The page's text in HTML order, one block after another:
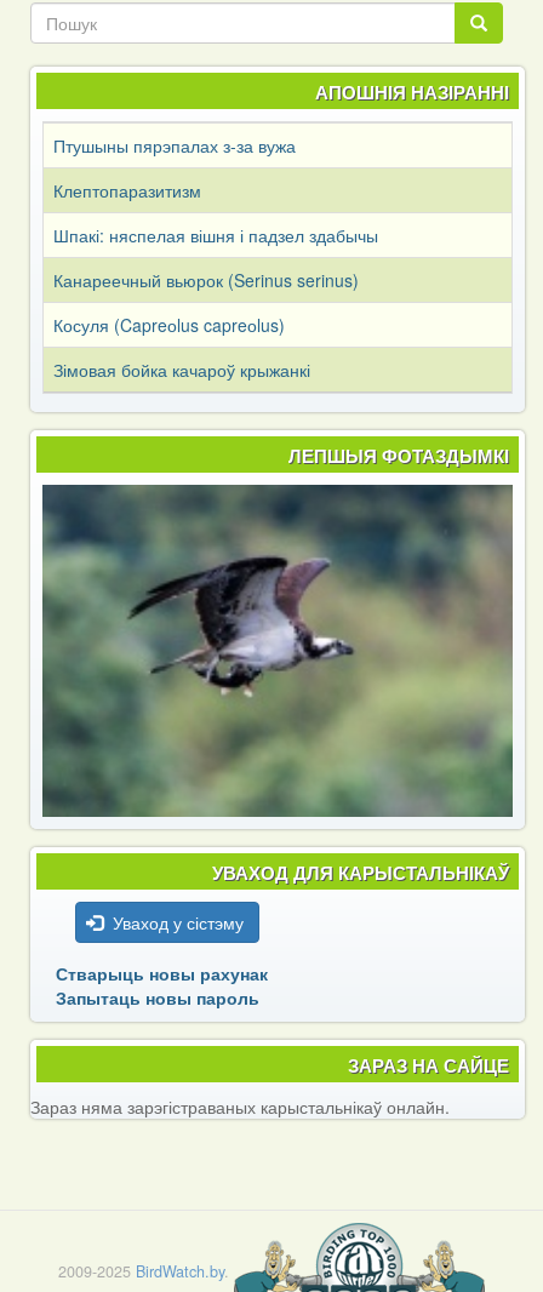
Пошук
Пошук
АПОШНІЯ НАЗІРАННІ
Птушыны пярэпалах з-за вужа
Клептопаразитизм
Шпакі: няспелая вішня і падзел здабычы
Канареечный вьюрок (Serinus serinus)
Косуля (Capreоlus capreоlus)
Зімовая бойка качароў крыжанкі
ЛЕПШЫЯ ФОТАЗДЫМКІ
УВАХОД ДЛЯ КАРЫСТАЛЬНІКАЎ
Уваход у сістэму
Стварыць новы рахунак
Запытаць новы пароль
ЗАРАЗ НА САЙЦЕ
Зараз няма зарэгістраваных карыстальнікаў онлайн.
2009-2025 BirdWatch.by.